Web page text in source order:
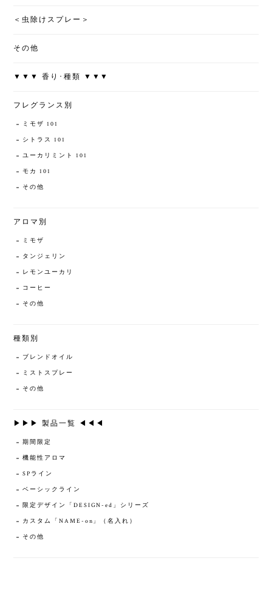
＜虫除けスプレー＞
その他
▼▼▼ 香り･種類 ▼▼▼
フレグランス別
ミモザ 101
シトラス 101
ユーカリミント 101
モカ 101
その他
アロマ別
ミモザ
タンジェリン
レモンユーカリ
コーヒー
その他
種類別
ブレンドオイル
ミストスプレー
その他
▶▶▶ 製品一覧 ◀◀◀
期間限定
機能性アロマ
SPライン
ベーシックライン
限定デザイン「DESIGN-ed」シリーズ
カスタム「NAME-on」（名入れ）
その他